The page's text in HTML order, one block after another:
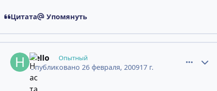
Цитата Упомянуть
Hello Опытный
Опубликовано 26 февраля, 200917 г.